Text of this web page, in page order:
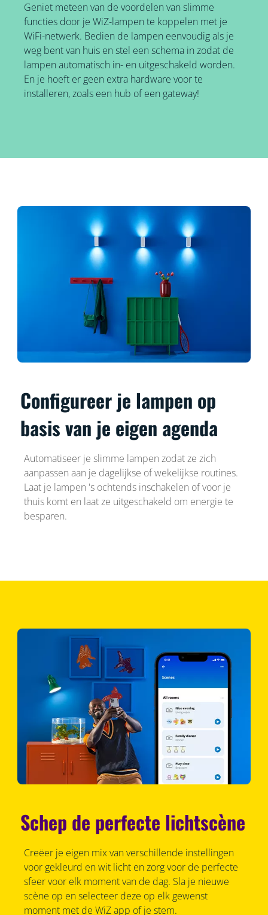
Geniet meteen van de voordelen van slimme
functies door je WiZ-lampen te koppelen met je
WiFi-netwerk. Bedien de lampen eenvoudig als je
weg bent van huis en stel een schema in zodat de
lampen automatisch in- en uitgeschakeld worden.
En je hoeft er geen extra hardware voor te
installeren, zoals een hub of een gateway!
Configureer je lampen op
basis van je eigen agenda
Automatiseer je slimme lampen zodat ze zich
aanpassen aan je dagelijkse of wekelijkse routines.
Laat je lampen 's ochtends inschakelen of voor je
thuis komt en laat ze uitgeschakeld om energie te
besparen.
Schep de perfecte lichtscène
Creëer je eigen mix van verschillende instellingen
voor gekleurd en wit licht en zorg voor de perfecte
sfeer voor elk moment van de dag. Sla je nieuwe
scène op en selecteer deze op elk gewenst
moment met de WiZ app of je stem.